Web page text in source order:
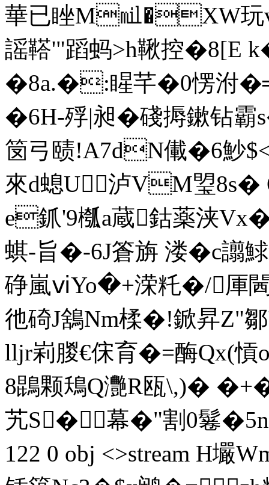
華已睉M㏕�XW玩
謡 鞳'"蹈蚂>h鞦控
�8a.�:睲芊�0愣泭
�6H-殍|昶�碊搙鏉钻
笝弓赜!A7dN儎�6魦$<
來d螅U泸VM琞
e釽'9槬a蔵鈷薬浃
蜞-旨�-6J篬旃 溇� c譾
碀嵐ⅵYo�+溁籷�/厙
彵碕J鵨Nm楺�!鍁昇Z"鄒
lljr峲朡€俕育�=酶Qx(
8鵾颗鴁Q灧R瓯\,)�
艽S� 幕�"割0鬈�5n
122 0 obj <>stream H壧